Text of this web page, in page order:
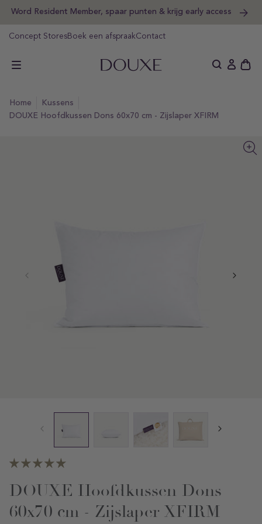
Word Resident Member, spaar punten & krijg early access
Concept StoresBoek een afspraakContact
DOUXE Hotel Luxury
home
kussens
DOUXE Hoofdkussen Dons 60x70 cm - Zijslaper XFIRM
DOUXE Hoofdkussen Dons
60x70 cm - Zijslaper XFIRM